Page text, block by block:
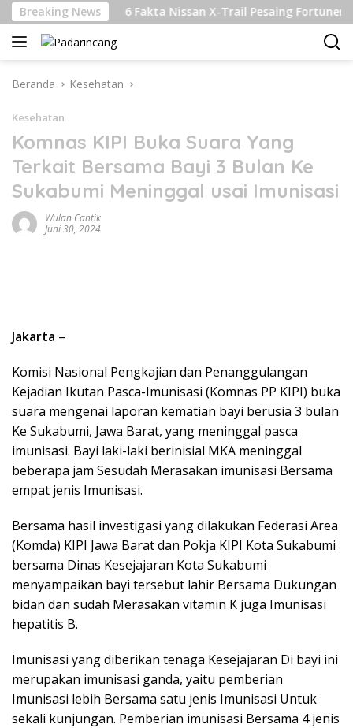
Langsung
ke
konten
Breaking News6 Fakta Nissan X-Trail Pesaing Fortuner dan
Beranda Kesehatan
Kesehatan
Komnas KIPI Buka Suara Yang
Terkait Bersama Bayi 3 Bulan Ke
Sukabumi Meninggal usai Imunisasi
Wulan Cantik
Juni 30, 2024
Jakarta –
Komisi Nasional Pengkajian dan Penanggulangan
Kejadian Ikutan Pasca-Imunisasi (Komnas PP KIPI) buka
suara mengenai laporan kematian bayi berusia 3 bulan
Ke Sukabumi, Jawa Barat, yang meninggal pasca
imunisasi. Bayi laki-laki berinisial MKA meninggal
beberapa jam Sesudah Merasakan imunisasi Bersama
empat jenis Imunisasi.
Bersama hasil investigasi yang dilakukan Federasi Area
(Komda) KIPI Jawa Barat dan Pokja KIPI Kota Sukabumi
bersama Dinas Kesejajaran Kota Sukabumi
menyampaikan bayi tersebut lahir Bersama Dukungan
bidan dan sudah Merasakan vitamin K juga Imunisasi
hepatitis B.
Imunisasi yang diberikan tenaga Kesejajaran Di bayi ini
merupakan imunisasi ganda, yaitu pemberian
Imunisasi lebih Bersama satu jenis Imunisasi Untuk
sekali kunjungan. Pemberian imunisasi Bersama 4 jenis